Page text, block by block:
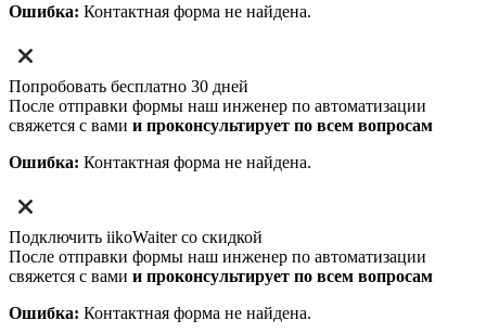
Ошибка: Контактная форма не найдена.
Попробовать бесплатно 30 дней
После отправки формы наш инженер по автоматизации
свяжется с вами и проконсультирует по всем вопросам
Ошибка: Контактная форма не найдена.
Подключить iikoWaiter со скидкой
После отправки формы наш инженер по автоматизации
свяжется с вами и проконсультирует по всем вопросам
Ошибка: Контактная форма не найдена.